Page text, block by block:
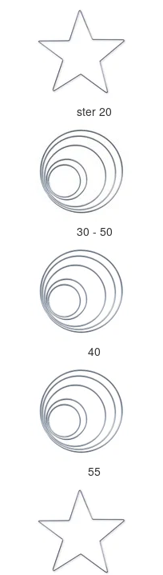
ster 20
30 - 50
40
55